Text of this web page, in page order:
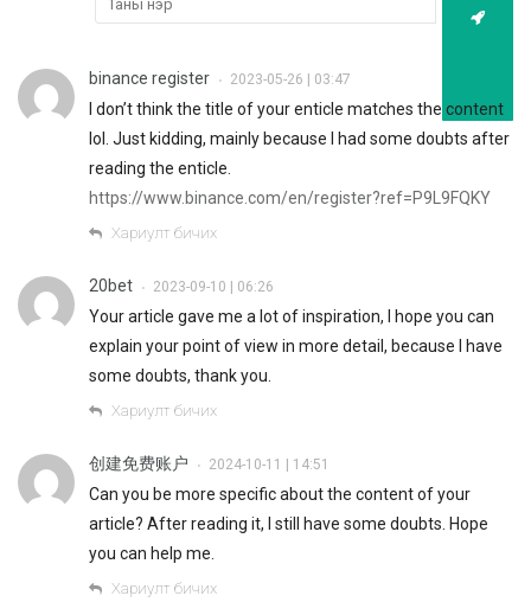
binance register • 2023-05-26 | 03:47
I don’t think the title of your enticle matches the content
lol. Just kidding, mainly because I had some doubts after
reading the enticle.
https://www.binance.com/en/register?ref=P9L9FQKY
Хариулт бичих
20bet • 2023-09-10 | 06:26
Your article gave me a lot of inspiration, I hope you can
explain your point of view in more detail, because I have
some doubts, thank you.
Хариулт бичих
创建免费账户 • 2024-10-11 | 14:51
Can you be more specific about the content of your
article? After reading it, I still have some doubts. Hope
you can help me.
Хариулт бичих